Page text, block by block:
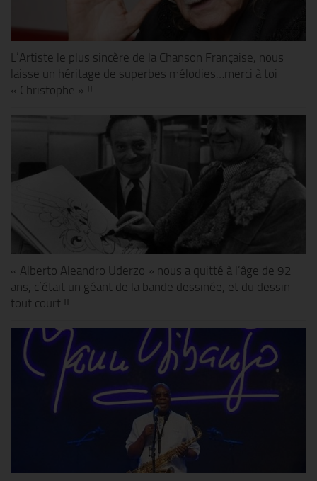
L’Artiste le plus sincère de la Chanson Française, nous
laisse un héritage de superbes mélodies…merci à toi
« Christophe » !!
« Alberto Aleandro Uderzo » nous a quitté à l’âge de 92
ans, c’était un géant de la bande dessinée, et du dessin
tout court !!